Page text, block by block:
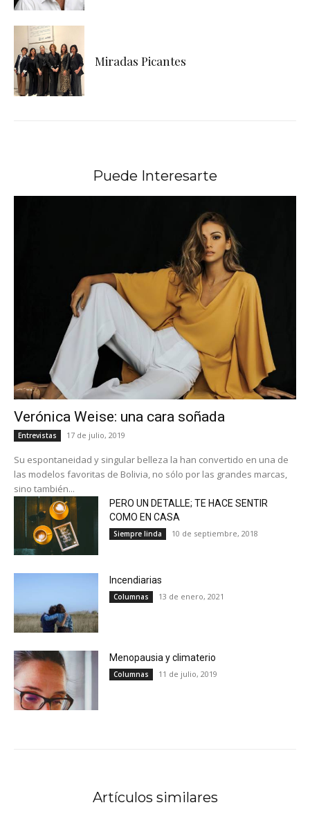
Miradas Picantes
Puede Interesarte
Verónica Weise: una cara soñada
Entrevistas 17 de julio, 2019
Su espontaneidad y singular belleza la han convertido en una de
las modelos favoritas de Bolivia, no sólo por las grandes marcas,
sino también...
PERO UN DETALLE; TE HACE SENTIR
COMO EN CASA
Siempre linda 10 de septiembre, 2018
Incendiarias
Columnas 13 de enero, 2021
Menopausia y climaterio
Columnas 11 de julio, 2019
Artículos similares